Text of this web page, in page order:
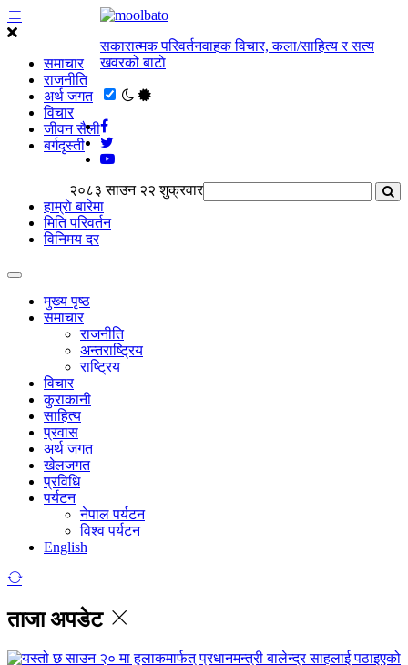
समाचार
राजनीति
अर्थ जगत
विचार
जीवन सैली
बर्गदृस्ती
सकारात्मक परिवर्तनवाहक विचार, कला/साहित्य र सत्य
खवरको बाटाे
२०८३ साउन २२ शुक्रवार
हाम्राे बारेमा
मिति परिवर्तन
विनिमय दर
मुख्य पृष्ठ
समाचार
राजनीति
अन्तराष्ट्रिय
राष्ट्रिय
विचार
कुराकानी
साहित्य
प्रवास
अर्थ जगत
खेलजगत
प्रविधि
पर्यटन
नेपाल पर्यटन
विश्व पर्यटन
English
ताजा अपडेट